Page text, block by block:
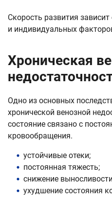
Скорость развития
и индивидуальных
Хроническая
Одно из основных
хронической венозной
состояние связано с
кровообращения.
устойчивые отеки;
постоянная тяжесть;
снижение
ухудшение состояния